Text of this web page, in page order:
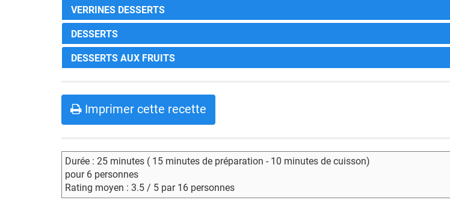
VERRINES DESSERTS
DESSERTS
DESSERTS AUX FRUITS
Imprimer cette recette
Durée : 25 minutes ( 15 minutes de préparation - 10 minutes de cuisson)
pour 6 personnes
Rating moyen : 3.5 / 5 par 16 personnes